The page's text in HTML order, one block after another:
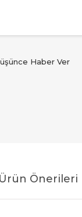
Haber Ver
Ürün Önerileri